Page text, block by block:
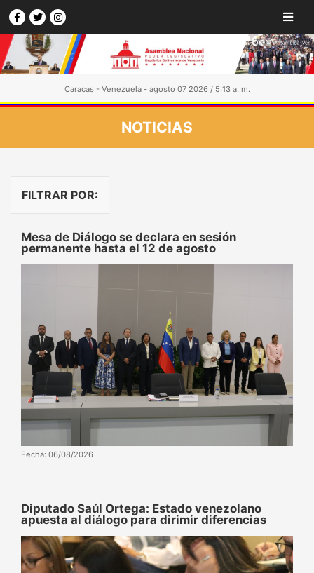
Caracas - Venezuela - agosto 07 2026 / 5:13 a. m.
NOTICIAS
FILTRAR POR:
Mesa de Diálogo se declara en sesión
permanente hasta el 12 de agosto
Fecha: 06/08/2026
Diputado Saúl Ortega: Estado venezolano
apuesta al diálogo para dirimir diferencias